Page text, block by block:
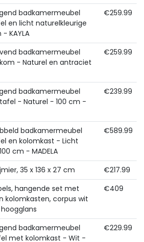
badkamermeubel
en licht naturelkleurige
KAYLA
€259.99
badkamermeubel
- Naturel en antraciet
€259.99
badkamermeubel
- Naturel - 100 cm -
€239.99
badkamermeubel
en kolomkast - Licht
cm - MADELA
€589.99
35 x 136 x 27 cm
€217.99
hangende set met
kolomkasten, corpus wit
€409
badkamermeubel
met kolomkast - Wit -
€229.99